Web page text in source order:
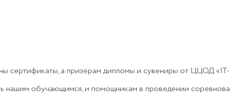
сертификаты, а призёрам дипломы и сувениры от ЦЦОД
нашим обучающимся, и помощникам в проведении